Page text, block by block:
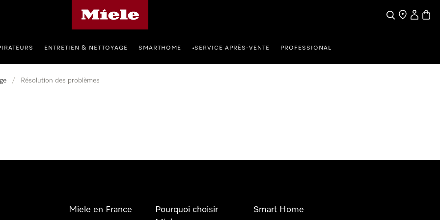
SearchFind a store
My
ENTRETIEN & NETTOYAGE SMARTHOME •SERVICE APRÈS-VENTE PROFESSIONAL
/ Résolution des problèmes
Miele en France
Pourquoi choisir
Smart Home